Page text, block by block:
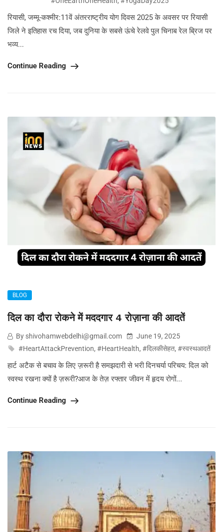
रियासी, जम्मू-कश्मीर:11वें अंतरराष्ट्रीय योग दिवस 2025 के अवसर पर रियासी
जिले ने इतिहास रच दिया, जब दुनिया के सबसे ऊंचे रेलवे पुल चिनाब रेल ब्रिज पर
भव्य...
Continue Reading
BLOG
दिल का दौरा रोकने में मददगार 4 रोज़ाना की आदतें
By shivohamwebdelhi@gmail.com
June 19, 2025
#HeartAttackPrevention, #HeartHealth, #दिलकीसेहत, #स्वस्थआदतें
हार्ट अटैक से बचाव के लिए ज़रूरी है समझदारी से भरी दिनचर्या परिचय: दिल को
स्वस्थ रखना क्यों है ज़रूरी?आज के तेज़ रफ्तार जीवन में हृदय रोगों...
Continue Reading